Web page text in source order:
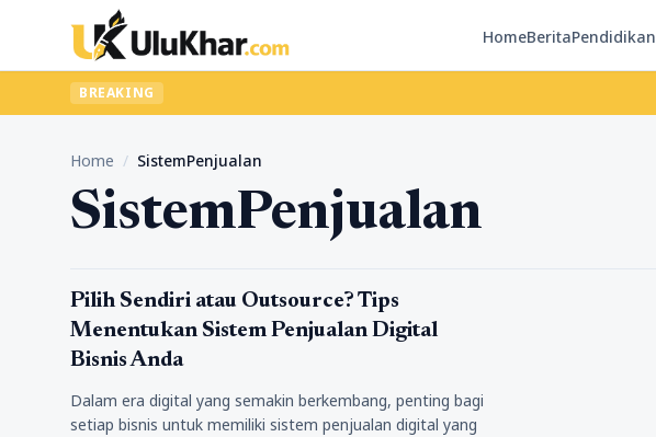
HomeBeritaPendidikan
BREAKING
Home / SistemPenjualan
SistemPenjualan
Bisnis
Pilih Sendiri atau Outsource? Tips
Menentukan Sistem Penjualan Digital
Bisnis Anda
Dalam era digital yang semakin berkembang, penting bagi
setiap bisnis untuk memiliki sistem penjualan digital yang